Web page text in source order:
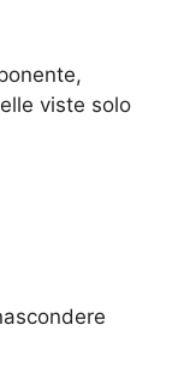
viste solo